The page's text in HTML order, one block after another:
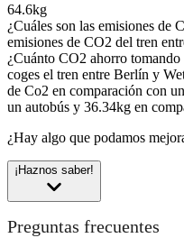
64.6kg
¿Cuáles son las emisiones de
emisiones de CO2 del tren
¿Cuánto CO2 ahorro
coges el tren entre Berlín y
de Co2 en comparación con
un autobús y 36.34kg en
¿Hay algo que podamos
¡Haznos saber!
Preguntas frecuentes